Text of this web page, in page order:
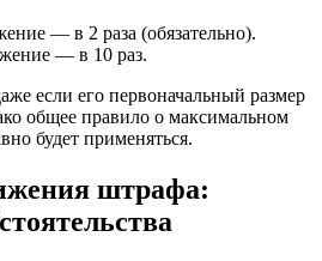
— в 2 раза (обязательно).
— в 10 раз.
если его первоначальный размер
общее правило о максимальном
будет применяться.
штрафа: